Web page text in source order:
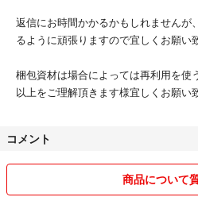
返信にお時間かかるかもしれませんが
るように頑張りますので宜しくお願
梱包資材は場合によっては再利用を使
以上をご理解頂きます様宜しくお願い
コメント
商品について